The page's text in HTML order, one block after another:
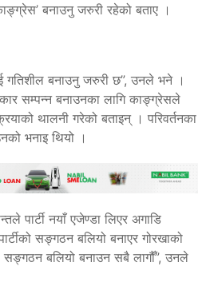
बनाउनु जरुरी रहेको बताए ।
गतिशील बनाउनु जरुरी छ”, उनले भने ।
सम्पन्न बनाउनका लागि काङ्ग्रेसले
थालनी गरेको बताइन् । परिवर्तनका
भनाइ थियो ।
पार्टी नयाँ एजेण्डा लिएर अगाडि
सङ्गठन बलियो बनाएर गोरखाको
बलियो बनाउन सबै लागौँ”, उनले